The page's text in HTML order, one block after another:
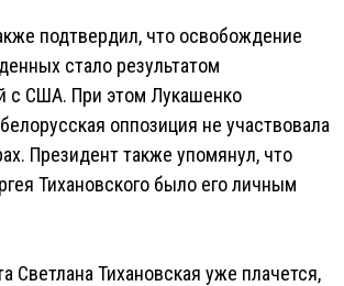
подтвердил, что освобождение
стало результатом
с США. При этом Лукашенко
оппозиция не участвовала
Президент также упомянул, что
Тихановского было его личным
Светлана Тихановская уже плачется,